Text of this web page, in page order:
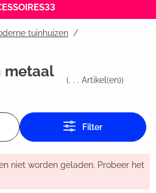
tuinhuizen /
metaal
(. . . Artikel(en))
Filter
niet worden geladen. Probeer het